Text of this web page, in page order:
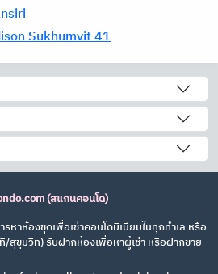
Sukhumvit 41
(สแกนคอนโด)
าห้องชุดเพื่อเช่าคอนโดมิเนียมในทุกทำเล หรือ
/สุขุมวิท) รับฝากห้องเพื่อหาผู้เช่า หรือฝากขาย